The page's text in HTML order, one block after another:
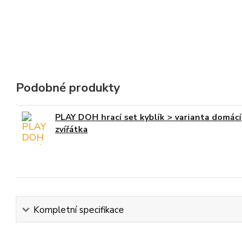
Podobné produkty
PLAY DOH hrací set kyblík > varianta domácí
zvířátka
Kompletní specifikace